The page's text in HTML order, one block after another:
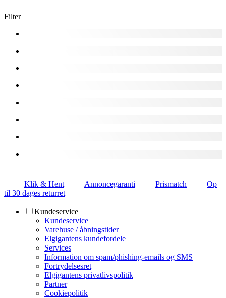
Filter
Klik & Hent Annoncegaranti Prismatch
Op
til 30 dages returret
Kundeservice
Kundeservice
Varehuse / åbningstider
Elgigantens kundefordele
Services
Information om spam/phishing-emails og SMS
Fortrydelsesret
Elgigantens privatlivspolitik
Partner
Cookiepolitik